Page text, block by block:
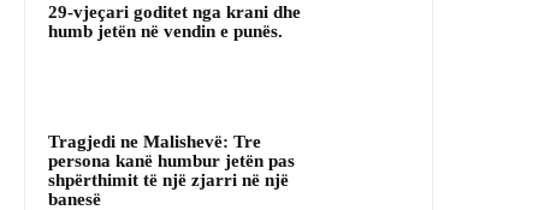
29-vjeçari goditet nga krani dhe
humb jetën në vendin e punës.
Tragjedi ne Malishevë: Tre
persona kanë humbur jetën pas
shpërthimit të një zjarri në një
banesë